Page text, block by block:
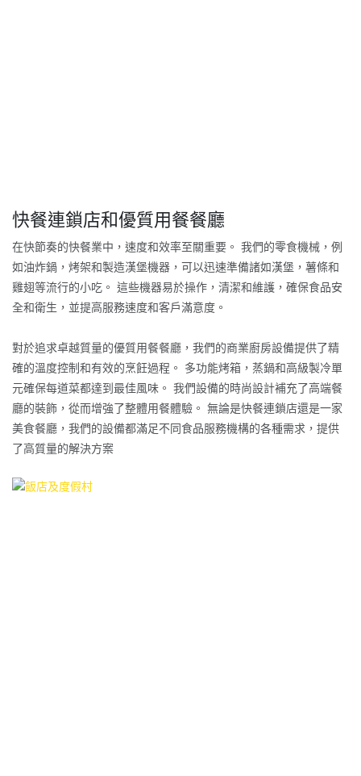
快餐連鎖店和優質用餐餐廳
在快節奏的快餐業中，速度和效率至關重要。 我們的零食機械，例
如油炸鍋，烤架和製造漢堡機器，可以迅速準備諸如漢堡，薯條和
雞翅等流行的小吃。 這些機器易於操作，清潔和維護，確保食品安
全和衛生，並提高服務速度和客戶滿意度。
對於追求卓越質量的優質用餐餐廳，我們的商業廚房設備提供了精
確的溫度控制和有效的烹飪過程。 多功能烤箱，蒸鍋和高級製冷單
元確保每道菜都達到最佳風味。 我們設備的時尚設計補充了高端餐
廳的裝飾，從而增強了整體用餐體驗。 無論是快餐連鎖店還是一家
美食餐廳，我們的設備都滿足不同食品服務機構的各種需求，提供
了高質量的解決方案